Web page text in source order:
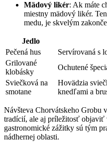
Mädový likér: Ak máte
miestny mädový likér.
medu, je skvelým
Jedlo
Pečená hus
Servírovaná s
Grilované
klobásky
Ochutené
Sviečková na
smotane
Hovädzia
knedľami a
Návšteva Chorvátskeho Grobu
tradícií, ale aj príležitosť objaviť
gastronomické zážitky sú tým
nádhernej oblasti.